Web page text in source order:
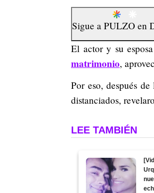
Sigue a PULZO en
El actor y su
matrimonio,
Por eso, después de
distanciados,
LEE TAMBIÉN